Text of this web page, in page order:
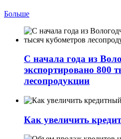
Больше
С начала года из
экспортировано 800
лесопродукции
Как увеличить